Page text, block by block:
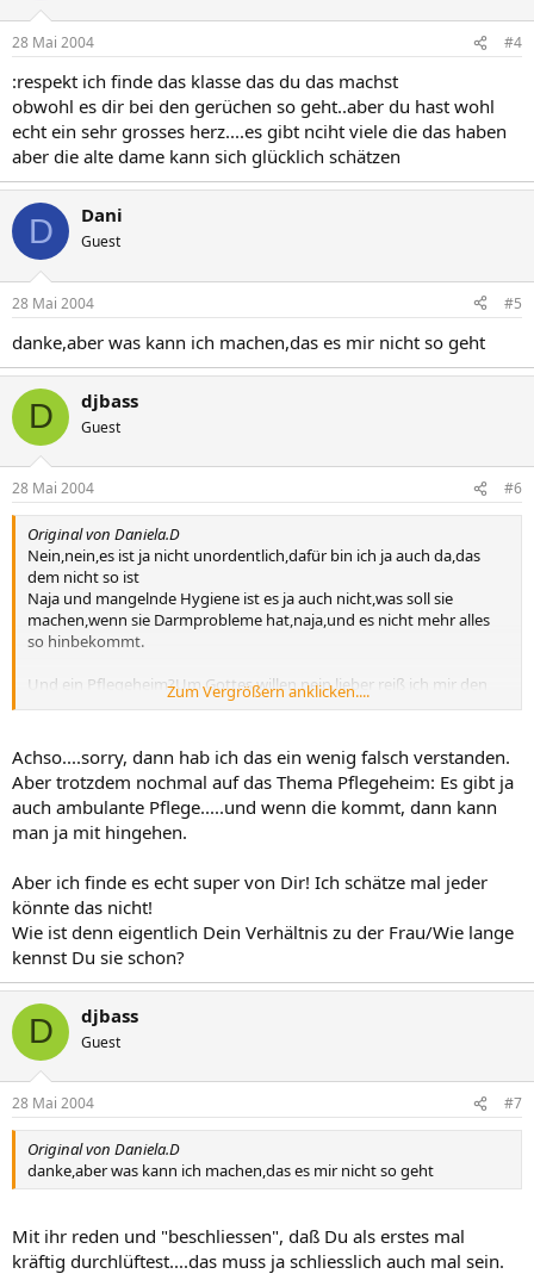
28 Mai 2004 #4
:respekt ich finde das klasse das du das machst
obwohl es dir bei den gerüchen so geht..aber du hast wohl
echt ein sehr grosses herz....es gibt nciht viele die das haben
aber die alte dame kann sich glücklich schätzen
D Dani
Guest
28 Mai 2004 #5
danke,aber was kann ich machen,das es mir nicht so geht
D djbass
Guest
28 Mai 2004 #6
Original von Daniela.D
Nein,nein,es ist ja nicht unordentlich,dafür bin ich ja auch da,das
dem nicht so ist
Naja und mangelnde Hygiene ist es ja auch nicht,was soll sie
machen,wenn sie Darmprobleme hat,naja,und es nicht mehr alles
so hinbekommt.
Und ein Pflegeheim?Um Gottes willen,nein,lieber reiß ich mir den
arsch auf.
Zum Vergrößern anklicken....
Achso....sorry, dann hab ich das ein wenig falsch verstanden.
Aber trotzdem nochmal auf das Thema Pflegeheim: Es gibt ja
auch ambulante Pflege.....und wenn die kommt, dann kann
man ja mit hingehen.
Aber ich finde es echt super von Dir! Ich schätze mal jeder
könnte das nicht!
Wie ist denn eigentlich Dein Verhältnis zu der Frau/Wie lange
kennst Du sie schon?
D djbass
Guest
28 Mai 2004 #7
Original von Daniela.D
danke,aber was kann ich machen,das es mir nicht so geht
Mit ihr reden und "beschliessen", daß Du als erstes mal
kräftig durchlüftest....das muss ja schliesslich auch mal sein.